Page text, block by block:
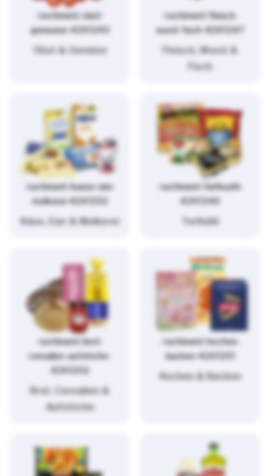
/sortiment/obst-
gemuese-4261243
Obst & Gemüse
/sortiment/fleisch-
wurst-fisch-4261247
Fleisch, Wurst &
Fisch
/sortiment/kaese-eier-
molkerei-4261253
Käse, Eier & Molkerei
/sortiment/tiefkuehl-
4261249
Tiefkühl
/sortiment/brot-
cerealien-aufstriche-
4261252
Brot, Cerealien &
Aufstriche
/sortiment/kochen-
backen-4261251
Kochen & Backen